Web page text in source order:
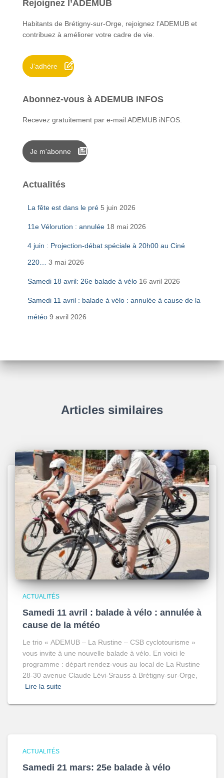
r
h
e
:
Rejoignez l’ADEMUB
Habitants de Brétigny-sur-Orge, rejoignez l’ADEMUB et
contribuez à améliorer votre cadre de vie.
J'adhère
Abonnez-vous à ADEMUB iNFOS
Recevez gratuitement par e-mail ADEMUB iNFOS.
Je m'abonne
Actualités
La fête est dans le pré 5 juin 2026
11e Vélorution : annulée 18 mai 2026
4 juin : Projection-débat spéciale à 20h00 au Ciné
220… 3 mai 2026
Samedi 18 avril: 26e balade à vélo 16 avril 2026
Samedi 11 avril : balade à vélo : annulée à cause de la
météo 9 avril 2026
Articles similaires
ACTUALITÉS
Samedi 11 avril : balade à vélo : annulée à
cause de la météo
Le trio « ADEMUB – La Rustine – CSB cyclotourisme »
vous invite à une nouvelle balade à vélo. En voici le
programme : départ rendez-vous au local de La Rustine
28-30 avenue Claude Lévi-Srauss à Brétigny-sur-Orge,
Lire la suite
ACTUALITÉS
Samedi 21 mars: 25e balade à vélo